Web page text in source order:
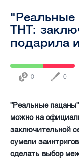
"Реальные
ТНТ:
подарила
0 0
"Реальные
можно на
заключительной
сумели
сделать выбор